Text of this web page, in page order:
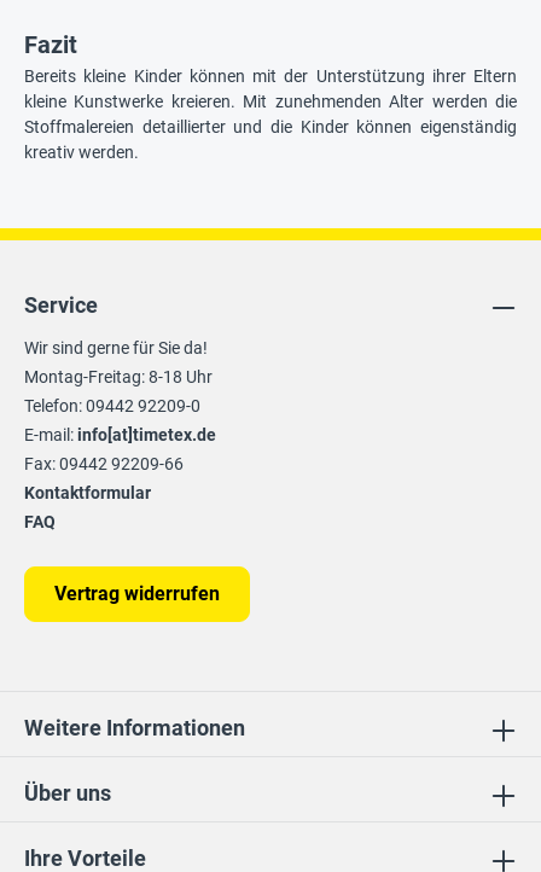
Fazit
Bereits kleine Kinder können mit der Unterstützung ihrer Eltern
kleine Kunstwerke kreieren. Mit zunehmenden Alter werden die
Stoffmalereien detaillierter und die Kinder können eigenständig
kreativ werden.
Ihre Vorteile
Über uns
Service
Wir sind gerne für Sie da!
Montag-Freitag: 8-18 Uhr
Telefon: 09442 92209-0
E-mail:info[at]timetex.de
Fax: 09442 92209-66
Kontaktformular
FAQ
Vertrag widerrufen
Weitere Informationen